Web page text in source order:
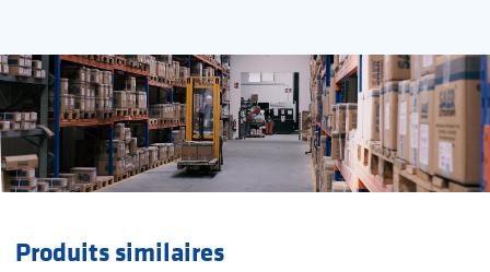
Produits similaires